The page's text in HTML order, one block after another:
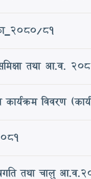
81
तथा आ.व. २०८१/
विवरण
तथा चालु